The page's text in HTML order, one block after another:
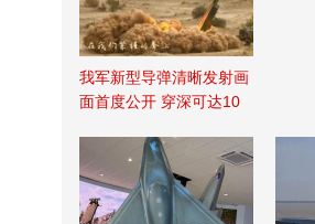
我军新型导弹清晰发射画
面首度公开 穿深可达10